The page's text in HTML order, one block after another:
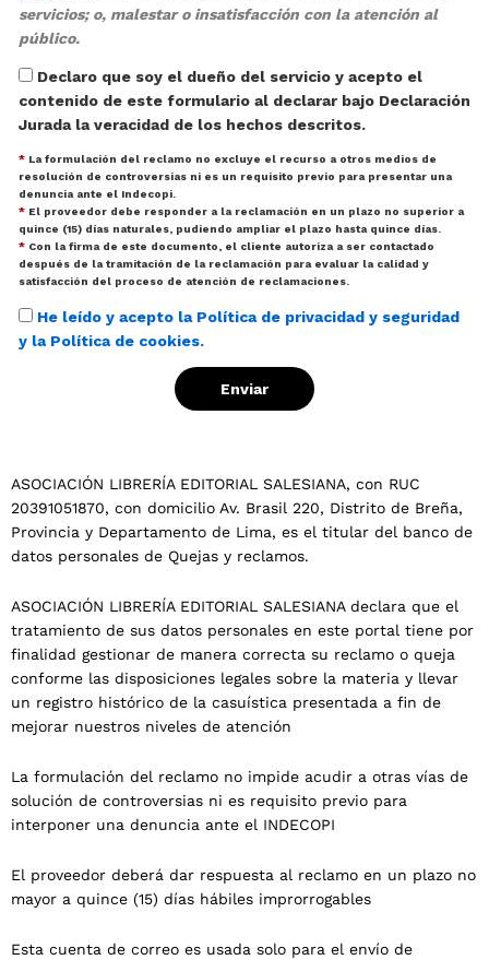
servicios; o, malestar o insatisfacción con la atención al
público.
Declaro que soy el dueño del servicio y acepto el
contenido de este formulario al declarar bajo Declaración
Jurada la veracidad de los hechos descritos.
*La formulación del reclamo no excluye el recurso a otros medios de
resolución de controversias ni es un requisito previo para presentar una
denuncia ante el Indecopi.
*El proveedor debe responder a la reclamación en un plazo no superior a
quince (15) días naturales, pudiendo ampliar el plazo hasta quince días.
*Con la firma de este documento, el cliente autoriza a ser contactado
después de la tramitación de la reclamación para evaluar la calidad y
satisfacción del proceso de atención de reclamaciones.
He leído y acepto la Política de privacidad y seguridad
y la Política de cookies.
ASOCIACIÓN LIBRERÍA EDITORIAL SALESIANA, con RUC
20391051870, con domicilio Av. Brasil 220, Distrito de Breña,
Provincia y Departamento de Lima, es el titular del banco de
datos personales de Quejas y reclamos.
ASOCIACIÓN LIBRERÍA EDITORIAL SALESIANA declara que el
tratamiento de sus datos personales en este portal tiene por
finalidad gestionar de manera correcta su reclamo o queja
conforme las disposiciones legales sobre la materia y llevar
un registro histórico de la casuística presentada a fin de
mejorar nuestros niveles de atención
La formulación del reclamo no impide acudir a otras vías de
solución de controversias ni es requisito previo para
interponer una denuncia ante el INDECOPI
El proveedor deberá dar respuesta al reclamo en un plazo no
mayor a quince (15) días hábiles improrrogables
Esta cuenta de correo es usada solo para el envío de